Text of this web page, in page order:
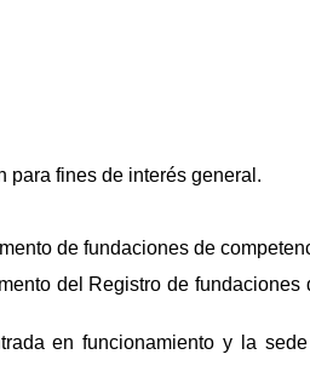
para fines de interés general.
de fundaciones de
del Registro de fundaciones
en funcionamiento y la